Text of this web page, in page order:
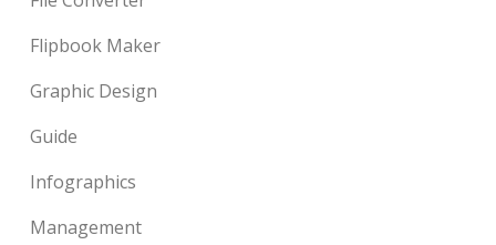
Flipbook Maker
Graphic Design
Guide
Infographics
Management